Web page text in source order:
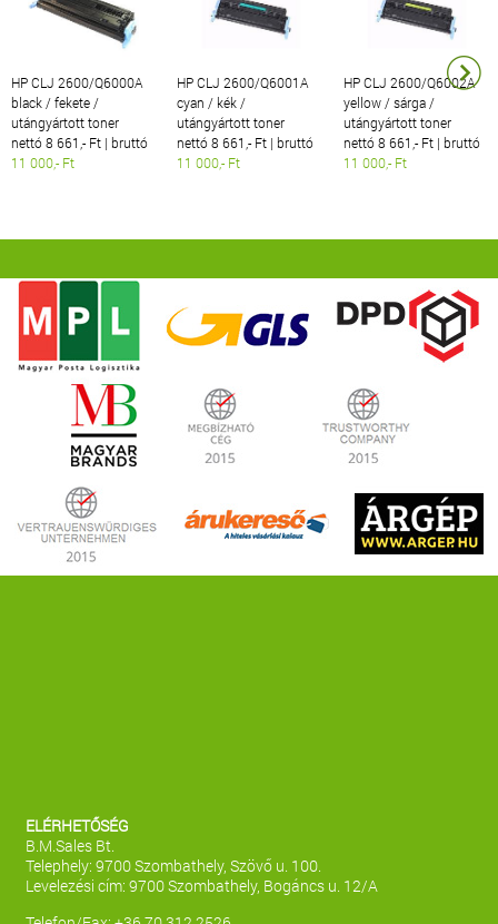
HP CLJ 2600/Q6000A
black / fekete /
utángyártott toner
nettó 8 661,- Ft | bruttó
11 000,- Ft
HP CLJ 2600/Q6001A
cyan / kék /
utángyártott toner
nettó 8 661,- Ft | bruttó
11 000,- Ft
HP CLJ 2600/Q6002A
yellow / sárga /
utángyártott toner
nettó 8 661,- Ft | bruttó
11 000,- Ft
ELÉRHETŐSÉG
B.M.Sales Bt.
Telephely: 9700 Szombathely, Szövő u. 100.
Levelezési cím: 9700 Szombathely, Bogáncs u. 12/A